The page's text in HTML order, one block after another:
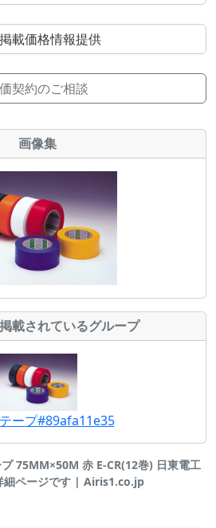
載価格情報提供
契約のご相談
画像集
載されているグループ
ープ#89afa11e35
75MM×50M 赤 E-CR(12巻) 日東電工
ページです | Airis1.co.jp